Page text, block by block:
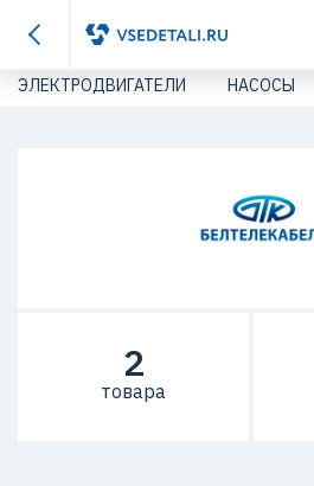
ЭЛЕКТРОДВИГАТЕЛИ НАСОСЫ
2
товара